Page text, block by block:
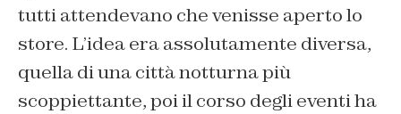
tutti attendevano che venisse aperto lo
store. L’idea era assolutamente diversa,
quella di una città notturna più
scoppiettante, poi il corso degli eventi ha